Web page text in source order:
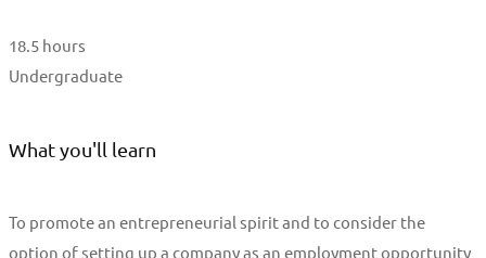
18.5 hours
Undergraduate
What you'll learn
To promote an entrepreneurial spirit and to consider the
option of setting up a company as an employment opportunity